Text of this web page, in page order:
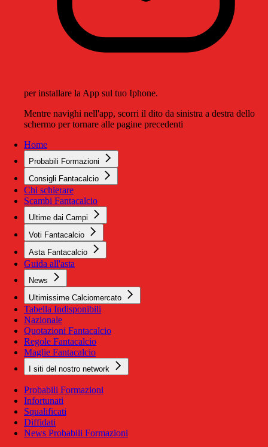
per installare la App sul tuo Iphone.
Mentre navighi nell'app, scorri il dito da sinistra a destra dello
schermo per tornare alle pagine precedenti
Home
Probabili Formazioni
Consigli Fantacalcio
Chi schierare
Scambi Fantacalcio
Ultime dai Campi
Voti Fantacalcio
Asta Fantacalcio
Guida all'asta
News
Ultimissime Calciomercato
Tabella Indisponibili
Nazionale
Quotazioni Fantacalcio
Regole Fantacalcio
Maglie Fantacalcio
I siti del nostro network
Probabili Formazioni
Infortunati
Squalificati
Diffidati
News Probabili Formazioni